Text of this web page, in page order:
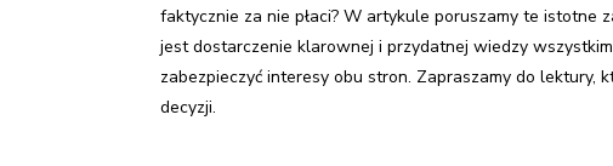
faktycznie za nie płaci? W artykule poruszamy te istotne
jest dostarczenie klarownej i przydatnej wiedzy
zabezpieczyć interesy obu stron. Zapraszamy do
decyzji.